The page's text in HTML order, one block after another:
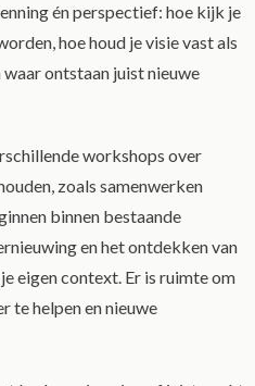
én perspectief: hoe kijk je
hoe houd je visie vast als
ontstaan juist nieuwe
workshops over
zoals samenwerken
binnen bestaande
en het ontdekken van
eigen context. Er is ruimte om
te helpen en nieuwe